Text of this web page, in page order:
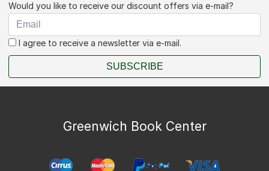
Would you like to receive our discount offers via e-mail?
I agree to receive a newsletter via e-mail.
SUBSCRIBE
Greenwich Book Center